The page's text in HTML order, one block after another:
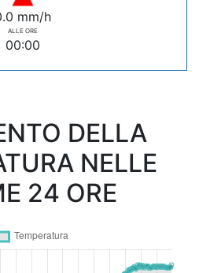
mm/h
ALLE ORE
00:00
DELLA
NELLE
24 ORE